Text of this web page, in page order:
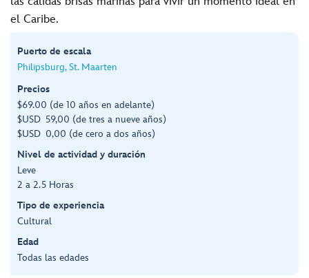
el Caribe.
Puerto de escala
Philipsburg, St. Maarten
Precios
$69.00 (de 10 años en adelante)
$USD 59,00 (de tres a nueve años)
$USD 0,00 (de cero a dos años)
Nivel de actividad y duración
Leve
2 a 2.5 Horas
Tipo de experiencia
Cultural
Edad
Todas las edades